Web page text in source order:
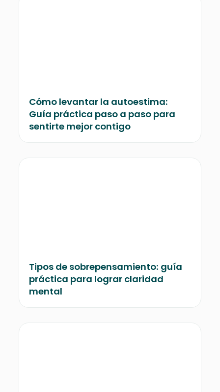
Cómo levantar la autoestima:
Guía práctica paso a paso para
sentirte mejor contigo
Tipos de sobrepensamiento: guía
práctica para lograr claridad
mental